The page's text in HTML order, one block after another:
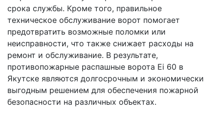
срока службы. Кроме того, правильное
техническое обслуживание ворот помогает
предотвратить возможные поломки или
неисправности, что также снижает расходы на
ремонт и обслуживание. В результате,
противопожарные распашные ворота Ei 60 в
Якутске являются долгосрочным и экономически
выгодным решением для обеспечения пожарной
безопасности на различных объектах.